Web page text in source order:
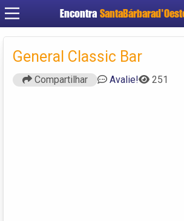
Encontra
Cadastrar
Criar conta
General Classic Bar
Compartilhar Avalie! 251